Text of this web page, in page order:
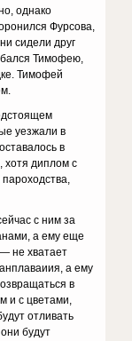
однако
Фурсова,
сидели друг
Тимофею,
Тимофей
уезжали в
в
хотя диплом с
с ним за
а ему еще
не хватает
а ему
в
и с цветами,
отливать
будут